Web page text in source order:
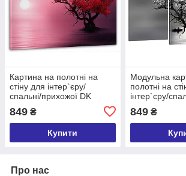
Картина на полотні на
стіну для інтер`єру/
спальні/прихожої DK
багряних тонах 60x100 см
(MK10108_M)
849 ₴
Купити
Модульна
полотні на
інтер`єру/
прихожої DK
ніч 53x100 см
(MK30064_E)
849₴
Про нас